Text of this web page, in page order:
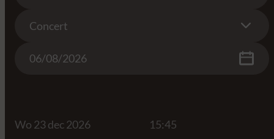
Concert
Wo 23 dec 2026
15:45